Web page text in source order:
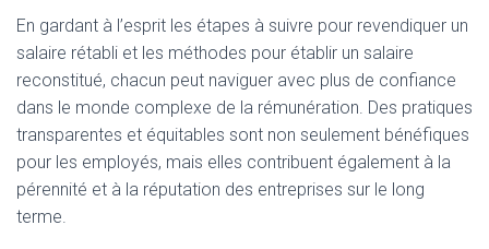
En gardant à l’esprit les étapes à suivre pour revendiquer un
salaire rétabli et les méthodes pour établir un salaire
reconstitué, chacun peut naviguer avec plus de confiance
dans le monde complexe de la rémunération. Des pratiques
transparentes et équitables sont non seulement bénéfiques
pour les employés, mais elles contribuent également à la
pérennité et à la réputation des entreprises sur le long
terme.